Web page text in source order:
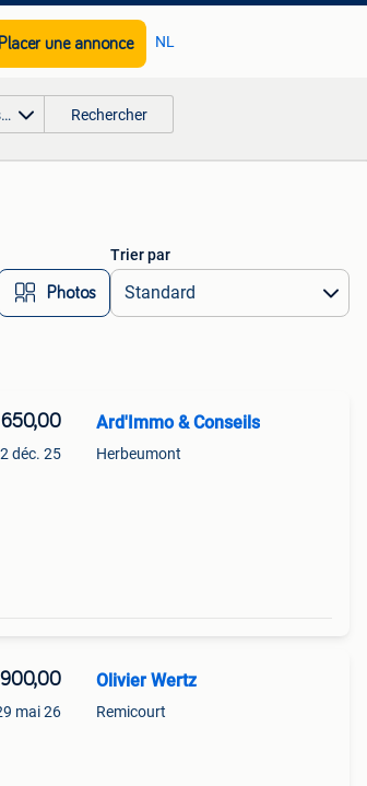
Placer une annonce NL
Rechercher
Photos
Trier par
déc. 25
Ard'Immo & Conseils
Herbeumont
mai 26
Olivier Wertz
Remicourt